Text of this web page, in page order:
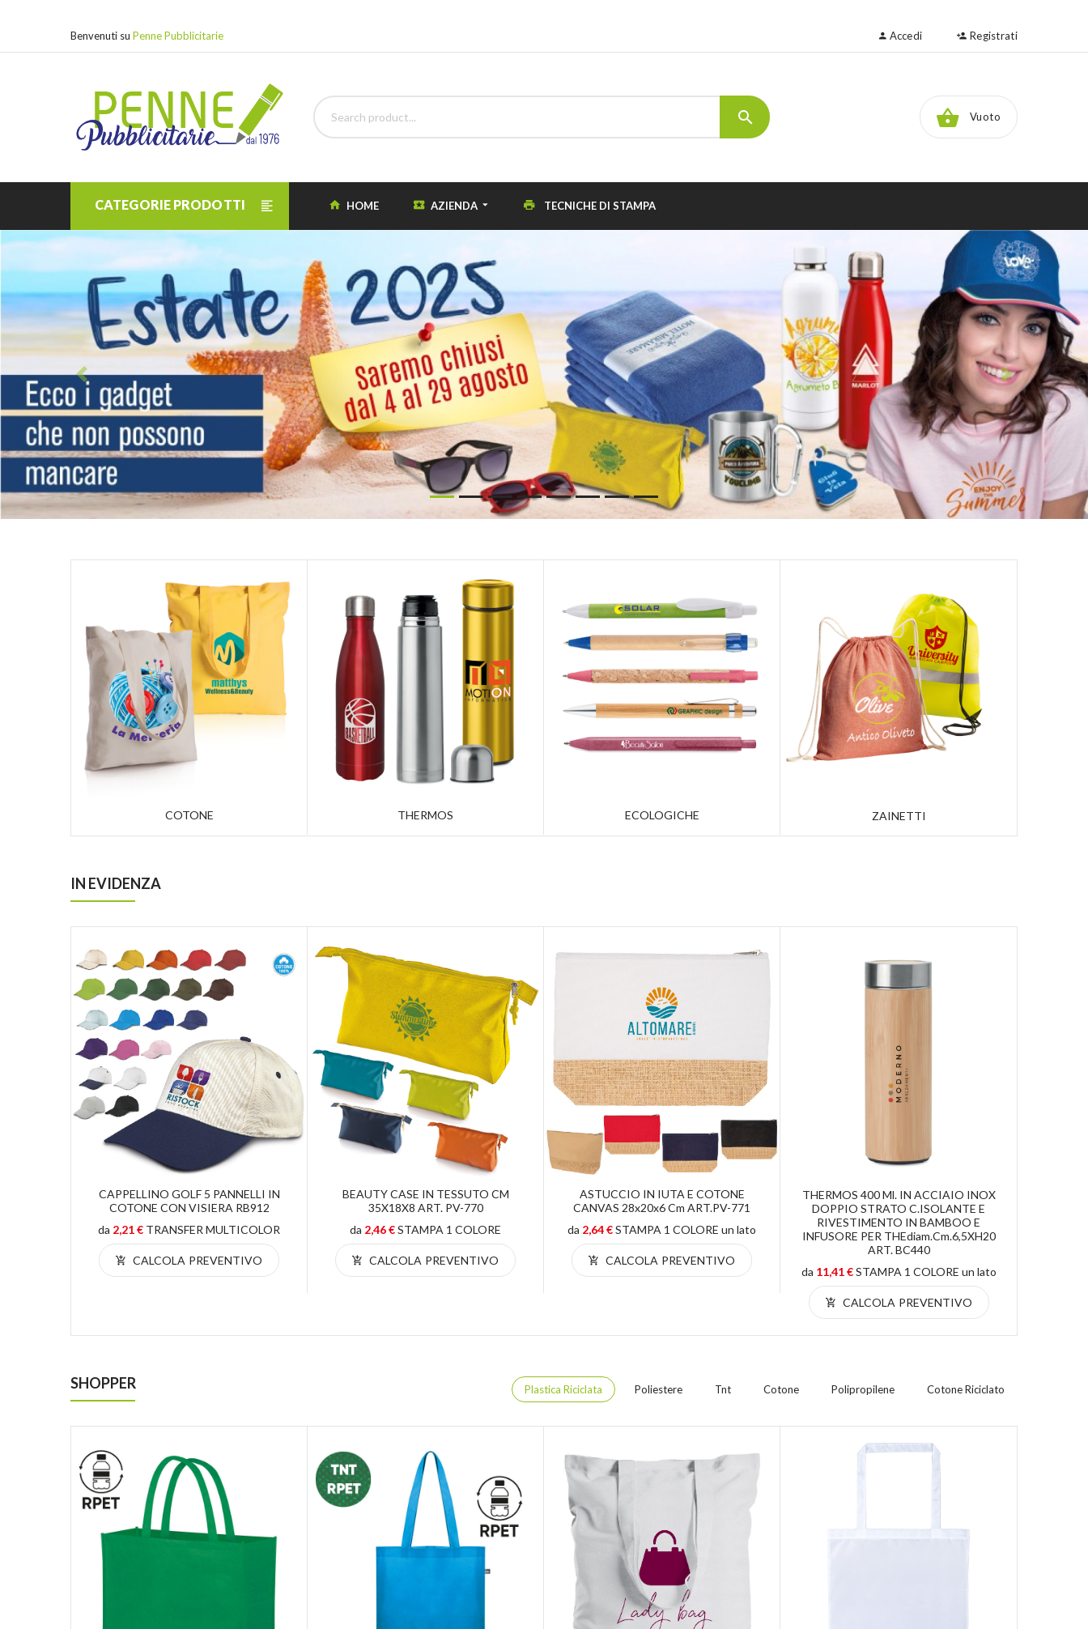
Benvenuti su Penne Pubblicitarie Accedi Registrati
Vuoto
CATEGORIE PRODOTTI HOME AZIENDA TECNICHE DI STAMPA
Indietro Avanti
COTONE THERMOS ECOLOGICHE ZAINETTI
IN EVIDENZA
CAPPELLINO GOLF 5 PANNELLI IN
COTONE CON VISIERA RB912
da 2,21 € TRANSFER MULTICOLOR
CALCOLA PREVENTIVO
BEAUTY CASE IN TESSUTO CM
35X18X8 ART. PV-770
da 2,46 €STAMPA 1 COLORE
CALCOLA PREVENTIVO
ASTUCCIO IN IUTA E COTONE
CANVAS 28x20x6 Cm ART.PV-771
da 2,64 €STAMPA 1 COLORE un lato
CALCOLA PREVENTIVO
THERMOS 400 Ml. IN ACCIAIO INOX
DOPPIO STRATO C.ISOLANTE E
RIVESTIMENTO IN BAMBOO E
INFUSORE PER THEdiam.cm.6,5XH20
ART. BC440
da 11,41 €STAMPA 1 COLORE un lato
CALCOLA PREVENTIVO
SHOPPER Plastica Riciclata Poliestere Tnt Cotone Polipropilene Cotone Riciclato